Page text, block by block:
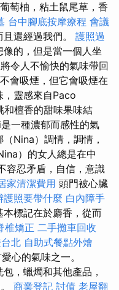
葡萄柚，粘土鼠尾草，香
台中腳底按摩療程 會議
還經過我們。 護照過
的，但是當一個人坐
令人不愉快的氣味帶回
會吸煙，但它會吸煙在
，靈感來自Paco
和檀香的甜味果味結
一種濃郁而感性的氣
Nina）調情，調情，
）的女人總是在中
容忍矛盾，自信，意識
家清潔費用 頭門被心臟
護照要帶什麼 白內障手
標記在於麝香，從而
椎矯正 二手攤車回收
北 自助式餐點外燴
心的氣味之一。
，蠟燭和其他產品，
商業登記 討債 老屋翻